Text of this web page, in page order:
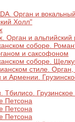
Орган и
Холл"
Орган и альпийский
соборе.
и саксофоном
соборе.
стиле.
и Армении.
Тбилисо.
Петсона
Петсона
Петсона